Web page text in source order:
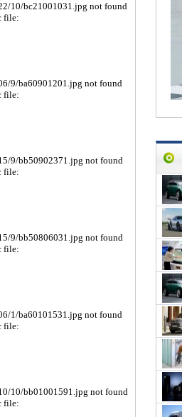
10/bc21001031.jpg not found
file:
9/ba60901201.jpg not found
file:
9/bb50902371.jpg not found
file:
9/bb50806031.jpg not found
file:
1/ba60101531.jpg not found
file:
10/bb01001591.jpg not found
file: